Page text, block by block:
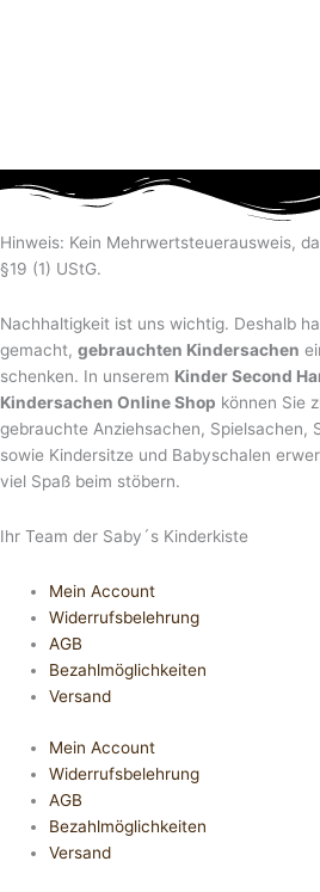
Hinweis: Kein Mehrwertsteuerausweis,
§19 (1) UStG.
Nachhaltigkeit ist uns wichtig. Deshalb
gemacht, gebrauchten Kindersachen
schenken. In unserem Kinder Second
Kindersachen Online Shop können Sie
gebrauchte Anziehsachen, Spiel­sachen,
sowie Kindersitze und Babyschalen
viel Spaß beim stöbern.
Ihr Team der Saby´s Kinderkiste
Mein Account
Widerrufsbelehrung
AGB
Bezahlmöglichkeiten
Versand
Mein Account
Widerrufsbelehrung
AGB
Bezahlmöglichkeiten
Versand